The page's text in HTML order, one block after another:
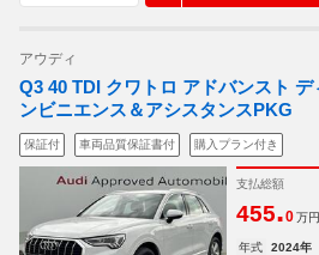
アウディ
Q3 40 TDI クワトロ アドバンスト
ンビニエンス＆アシスタンスPKG
保証付 車両品質保証書付 購入プラン付き
支払総額
455.0 万円
年式 2024年